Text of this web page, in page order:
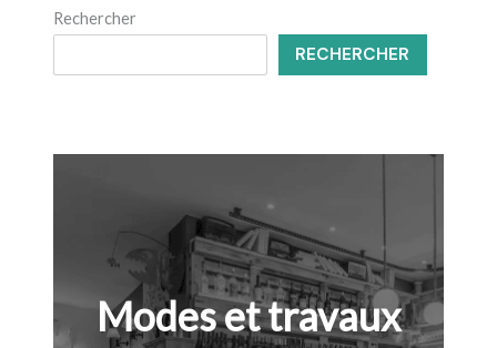
Rechercher
RECHERCHER
Modes et travaux